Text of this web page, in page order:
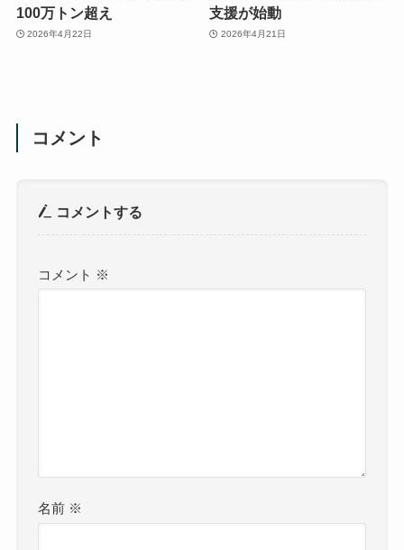
100万トン超え
2026年4月22日
支援が始動
2026年4月21日
コメント
コメントする
コメント ※
名前 ※